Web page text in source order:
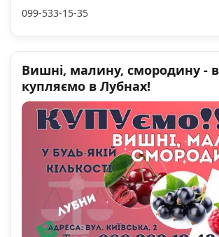
099-533-15-35
Вишні, малину, смородину -
купляємо в Лубнах!